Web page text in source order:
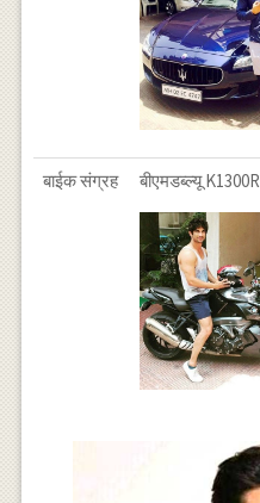
बाईक संग्रह बीएमडब्ल्यू K1300R